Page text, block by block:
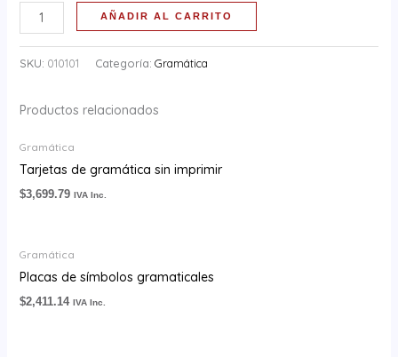
AÑADIR AL CARRITO
SKU: 010101 Categoría: Gramática
Productos relacionados
Gramática
Tarjetas de gramática sin imprimir
$3,699.79 IVA Inc.
Gramática
Placas de símbolos gramaticales
$2,411.14 IVA Inc.